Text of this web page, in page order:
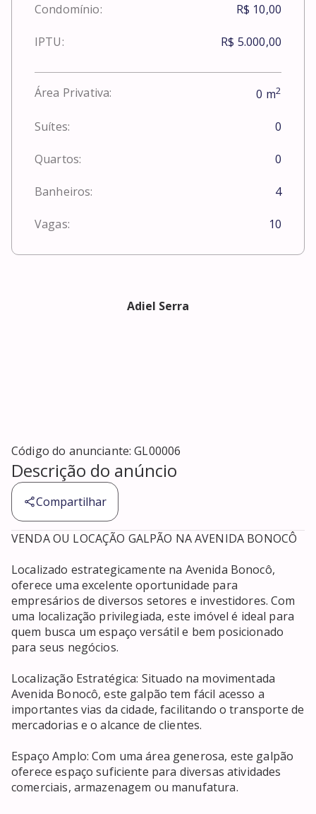
Condomínio: R$ 10,00
IPTU: R$ 5.000,00
Área Privativa: 0 m2
Suítes: 0
Quartos: 0
Banheiros: 4
Vagas: 10
Adiel Serra
Código do anunciante:GL00006
Descrição do anúncio
Compartilhar
VENDA OU LOCAÇÃO GALPÃO NA AVENIDA BONOCÔ
Localizado estrategicamente na Avenida Bonocô,
oferece uma excelente oportunidade para
empresários de diversos setores e investidores. Com
uma localização privilegiada, este imóvel é ideal para
quem busca um espaço versátil e bem posicionado
para seus negócios.
Localização Estratégica: Situado na movimentada
Avenida Bonocô, este galpão tem fácil acesso a
importantes vias da cidade, facilitando o transporte de
mercadorias e o alcance de clientes.
Espaço Amplo: Com uma área generosa, este galpão
oferece espaço suficiente para diversas atividades
comerciais, armazenagem ou manufatura.